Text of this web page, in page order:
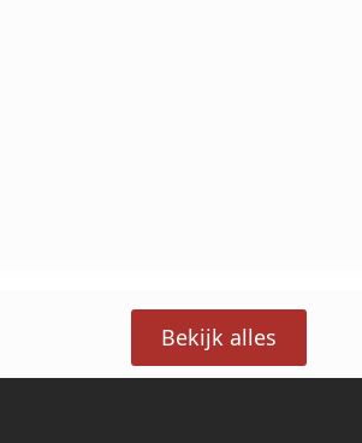
Bekijk alles